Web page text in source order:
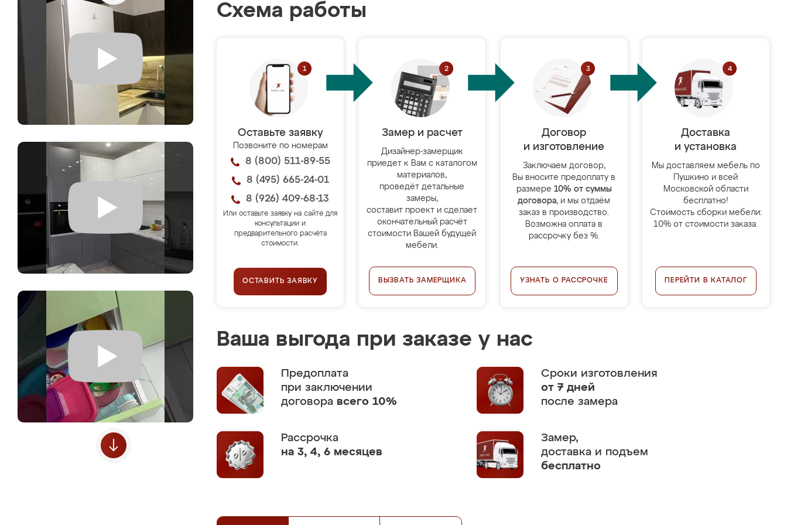
Схема работы
Оставьте заявку
Позвоните по номерам
8 (800) 511-89-55
8 (495) 665-24-01
8 (926) 409-68-13
Или оставьте заявку на сайте для
консультации и
предварительного расчёта
стоимости.
ОСТАВИТЬ ЗАЯВКУ
Замер и расчет
Дизайнер-замерщик
приедет к Вам с каталогом
материалов,
проведёт детальные
замеры,
составит проект и сделает
окончательный расчёт
стоимости Вашей будущей
мебели.
ВЫЗВАТЬ ЗАМЕРЩИКА
Договор
и изготовление
Заключаем договор,
Вы вносите предоплату в
размере 10% от суммы
договора, и мы отдаём
заказ в производство.
Возможна оплата в
рассрочку без %.
УЗНАТЬ О РАССРОЧКЕ
Доставка
и установка
Мы доставляем мебель по
Пушкино и всей
Московской области
бесплатно!
Стоимость сборки мебели:
10% от стоимости заказа.
ПЕРЕЙТИ В КАТАЛОГ
Ваша выгода при заказе у нас
Предоплата
при заключении
договора всего 10%
Сроки изготовления
от 7 дней
после замера
Рассрочка
на 3, 4, 6 месяцев
Замер,
доставка и подъем
бесплатно